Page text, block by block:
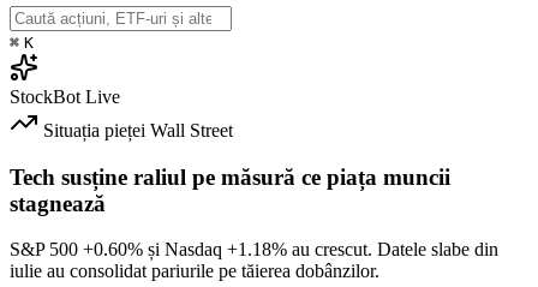
⌘ K
StockBot Live
Situația pieței Wall Street
Tech susține raliul pe măsură ce piața muncii
stagnează
S&P 500 +0.60% și Nasdaq +1.18% au crescut. Datele slabe din
iulie au consolidat pariurile pe tăierea dobânzilor.